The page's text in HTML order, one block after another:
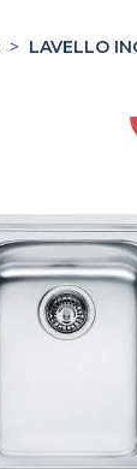
> LAVELLO